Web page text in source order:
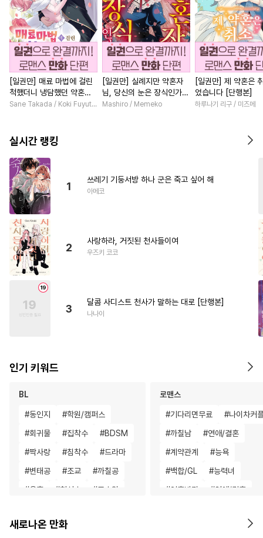
[일권만] 매료 마법에 걸린
척했더니 냉담했던 약혼자
가 맹목적인 사랑꾼이 되었
Sane Takada / Koki Fuyutsuki
[일권만] 실례지만 약혼자
님, 당신의 눈은 장식인가
요? [단행본]
Mashiro / Memeko
[일권만] 제 약혼은
었습니다 [단행본]
하루나기 리구 / 미즈메
실시간 랭킹
1
쓰레기 기둥서방 하나 군은 죽고 싶어 해
아메코
2
사랑하라, 거짓된 천사들이여
우즈키 코코
3
달콤 사디스트 천사가 말하는 대로 [단행본]
나나이
인기 키워드
BL
#동인지 #학원/캠퍼스
#회귀물 #집착수 #BDSM
#짝사랑 #침착수 #드라마
#변태공 #조교 #까칠공
#유혹 #헌신수 #고수위
#능력수 #민감수
로맨스
#기다리면무료 #나이차커
#까칠남 #연애/결혼
#계약관계 #능욕
#백합/GL #능력녀
#영혼바뀜 #연애/결혼
후회
새로나온 만화